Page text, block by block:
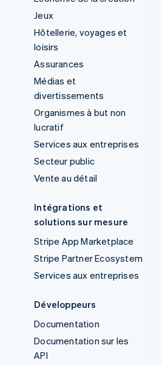
Jeux
Hôtellerie, voyages et
loisirs
Assurances
Médias et
divertissements
Organismes à but non
lucratif
Services aux entreprises
Secteur public
Vente au détail
Intégrations et
solutions sur mesure
Stripe App Marketplace
Stripe Partner Ecosystem
Services aux entreprises
Développeurs
Documentation
Documentation sur les
API